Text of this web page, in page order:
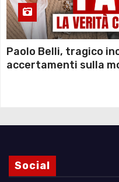
Paolo Belli, tragico
accertamenti sulla
Social